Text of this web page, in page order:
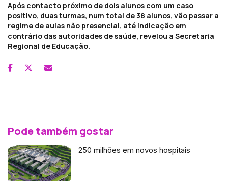
Após contacto próximo de dois alunos com um caso
positivo, duas turmas, num total de 38 alunos, vão passar a
regime de aulas não presencial, até indicação em
contrário das autoridades de saúde, revelou a Secretaria
Regional de Educação.
Pode também gostar
250 milhões em novos hospitais